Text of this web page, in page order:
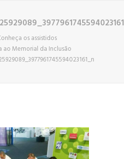
os assistidos
ao Memorial da Inclusão